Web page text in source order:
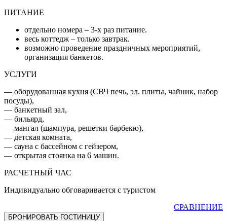
ПИТАНИЕ
отдельно номера – 3-х раз питание.
весь коттедж – только завтрак.
возможно проведение праздничных мероприятий,
организация банкетов.
УСЛУГИ
— оборудованная кухня (СВЧ печь, эл. плиты, чайник, набор
посуды),
— банкетный зал,
— бильярд,
— мангал (шампура, решетки барбекю),
— детская комната,
— сауна с бассейном с гейзером,
— открытая стоянка на 6 машин.
РАСЧЕТНЫЙ ЧАС
Индивидуально обговаривается с туристом
СРАВНЕНИЕ
БРОНИРОВАТЬ ГОСТИНИЦУ